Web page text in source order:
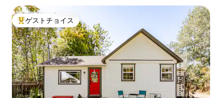
大好評のゲストチョイスです。
ゲストチョイス